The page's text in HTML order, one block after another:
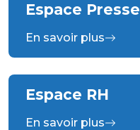
Espace Presse
En savoir plus
Espace RH
En savoir plus